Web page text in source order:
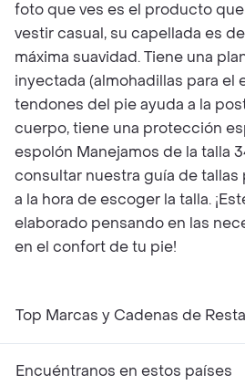
foto que ves es el producto
vestir casual, su capellada es
máxima suavidad. Tiene una
inyectada (almohadillas para el
tendones del pie ayuda a la
cuerpo, tiene una protección
espolón Manejamos de la talla
consultar nuestra guía de tallas
a la hora de escoger la talla.
elaborado pensando en las
en el confort de tu pie!
Top Marcas y Cadenas de
Encuéntranos en estos países